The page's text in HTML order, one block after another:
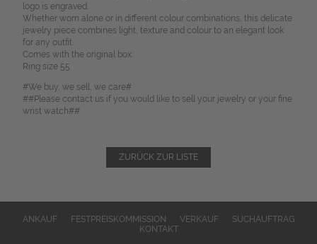
logo is engraved.
Whether worn alone or in different colour combinations, this delicate
jewelry piece combines light, texture and colour to an elegant look
for any outfit.
Comes with the original box.
Ring size 55
#We buy, we sell, we care#
##Please contact us if you would like to sell your jewelry or your fine
wrist watch##
ZURÜCK ZUR LISTE
ANKAUF FESTPREISKOMMISSION VERKAUF
SUCHAUFTRAG
KONTAKT